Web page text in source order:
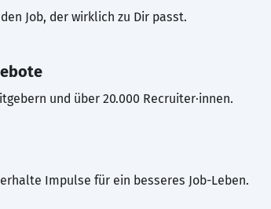
Job, der wirklich zu Dir passt.
und über 20.000 Recruiter·innen.
Impulse für ein besseres Job-Leben.